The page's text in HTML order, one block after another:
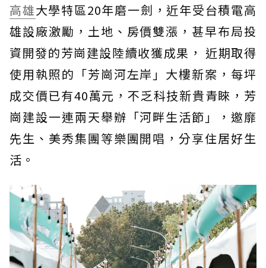
高雄大學特區20年磨一劍，近年受台積電高
雄設廠激勵，土地、房價雙漲，甚早布局投
資開發的芳崗建設陸續收獲成果， 近期取得
使用執照的「芳崗河左岸」大樓新案，每坪
成交價已有40萬元，不乏科技新貴青睞，芳
崗建設一連兩天舉辦「河畔生活節」，邀靡
先生、美秀集團等樂團開唱，分享住居好生
活。